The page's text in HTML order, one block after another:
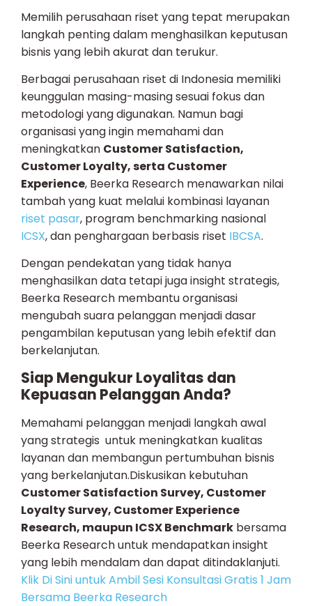
Memilih perusahaan riset yang tepat merupakan
langkah penting dalam menghasilkan keputusan
bisnis yang lebih akurat dan terukur.
Berbagai perusahaan riset di Indonesia memiliki
keunggulan masing-masing sesuai fokus dan
metodologi yang digunakan. Namun bagi
organisasi yang ingin memahami dan
meningkatkan Customer Satisfaction,
Customer Loyalty, serta Customer
Experience, Beerka Research menawarkan nilai
tambah yang kuat melalui kombinasi layanan
riset pasar, program benchmarking nasional
ICSX, dan penghargaan berbasis riset IBCSA.
Dengan pendekatan yang tidak hanya
menghasilkan data tetapi juga insight strategis,
Beerka Research membantu organisasi
mengubah suara pelanggan menjadi dasar
pengambilan keputusan yang lebih efektif dan
berkelanjutan.
Siap Mengukur Loyalitas dan
Kepuasan Pelanggan Anda?
Memahami pelanggan menjadi langkah awal
yang strategis untuk meningkatkan kualitas
layanan dan membangun pertumbuhan bisnis
yang berkelanjutan.Diskusikan kebutuhan
Customer Satisfaction Survey, Customer
Loyalty Survey, Customer Experience
Research, maupun ICSX Benchmark bersama
Beerka Research untuk mendapatkan insight
yang lebih mendalam dan dapat ditindaklanjuti.
Klik Di Sini untuk Ambil Sesi Konsultasi Gratis 1 Jam
Bersama Beerka Research